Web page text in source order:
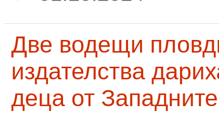
Две водещи
издателства
деца от